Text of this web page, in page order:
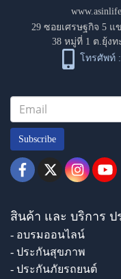
29 ซอยเศรษฐกิจ 5 แ
38 หมู่ที่ 1 ต.ยุ้ง
โทรศัพท์ :
Subscribe
สินค้า และ บริการ ป
- อบรมออนไลน์
- ประกันสุขภาพ
- ประกันภัยรถยนต์